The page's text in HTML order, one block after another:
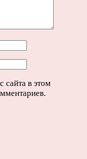
сайта в этом